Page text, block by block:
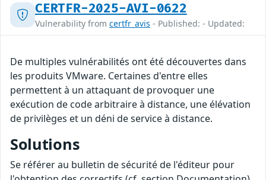
CERTFR-2025-AVI-0622
Vulnerability from certfr_avis - Published: - Updated:
De multiples vulnérabilités ont été découvertes dans
les produits VMware. Certaines d'entre elles
permettent à un attaquant de provoquer une
exécution de code arbitraire à distance, une élévation
de privilèges et un déni de service à distance.
Solutions
Se référer au bulletin de sécurité de l'éditeur pour